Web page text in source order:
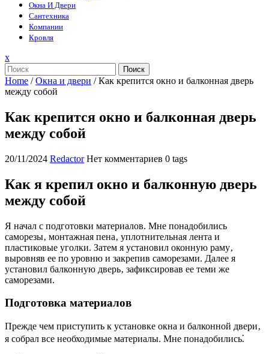
Окна И Двери
Сантехника
Компании
Кровля
xЗакрыть
меню
Поиск
Home /Окна и двери /Как крепится окно и балконная дверь
между собой
Как крепится окно и балконная дверь
между собой
20/11/2024 Redactor Нет комментариев 0 tags
Как я крепил окно и балконную дверь
между собой
Я начал с подготовки материалов. Мне понадобились
саморезы‚ монтажная пена‚ уплотнительная лента и
пластиковые уголки. Затем я установил оконную раму‚
выровняв ее по уровню и закрепив саморезами. Далее я
установил балконную дверь‚ зафиксировав ее теми же
саморезами.
Подготовка материалов
Прежде чем приступить к установке окна и балконной двери‚
я собрал все необходимые материалы. Мне понадобились⁚